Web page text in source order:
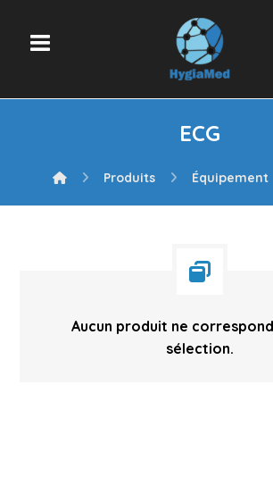
ECG
Produits Équipement
Aucun produit ne
sélection.